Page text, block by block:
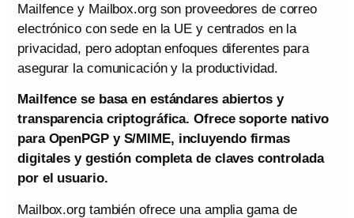
Mailfence y Mailbox.org son proveedores de correo
electrónico con sede en la UE y centrados en la
privacidad, pero adoptan enfoques diferentes para
asegurar la comunicación y la productividad.
Mailfence se basa en estándares abiertos y
transparencia criptográfica. Ofrece soporte nativo
para OpenPGP y S/MIME, incluyendo firmas
digitales y gestión completa de claves controlada
por el usuario.
Mailbox.org también ofrece una amplia gama de